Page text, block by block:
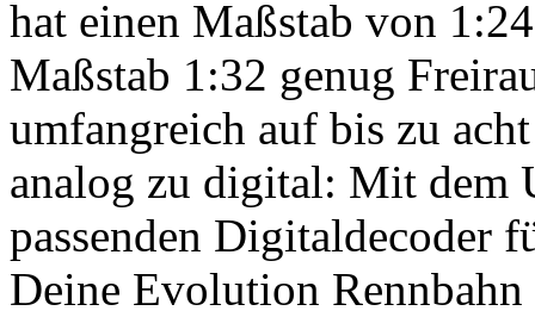
hat einen Maßstab von
Maßstab 1:32 genug
umfangreich auf bis zu
analog zu digital: Mit dem
passenden Digitaldecoder
Deine Evolution